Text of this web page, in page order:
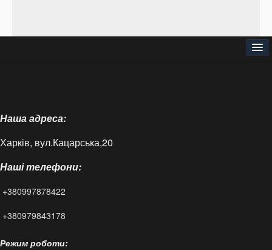
Доставка і оплата
Контакти
Статті
FAQ
Наша адреса:
Харків, вул.Кацарська,20
Наші телефони:
+380997878422
+380979843178
Режим роботи: